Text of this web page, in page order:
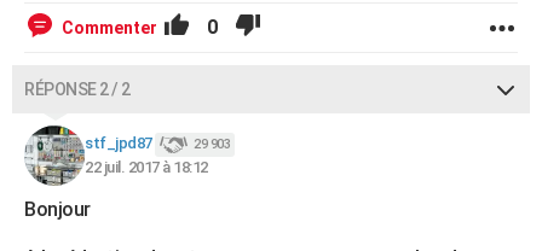
AVIS DE DÉCÈS
Commenter 0
RÉPONSE 2 / 2
stf_jpd87 29 903
22 juil. 2017 à 18:12
Bonjour